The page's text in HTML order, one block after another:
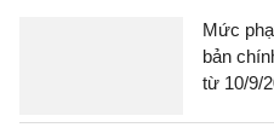
Mức
bản
từ 10/9/